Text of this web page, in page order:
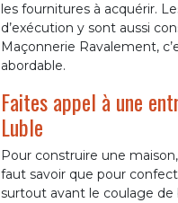
les fournitures à acquérir.
d’exécution y sont aussi
Maçonnerie Ravalement,
abordable.
Faites appel à une
Luble
Pour construire une
faut savoir que pour
surtout avant le coulage de